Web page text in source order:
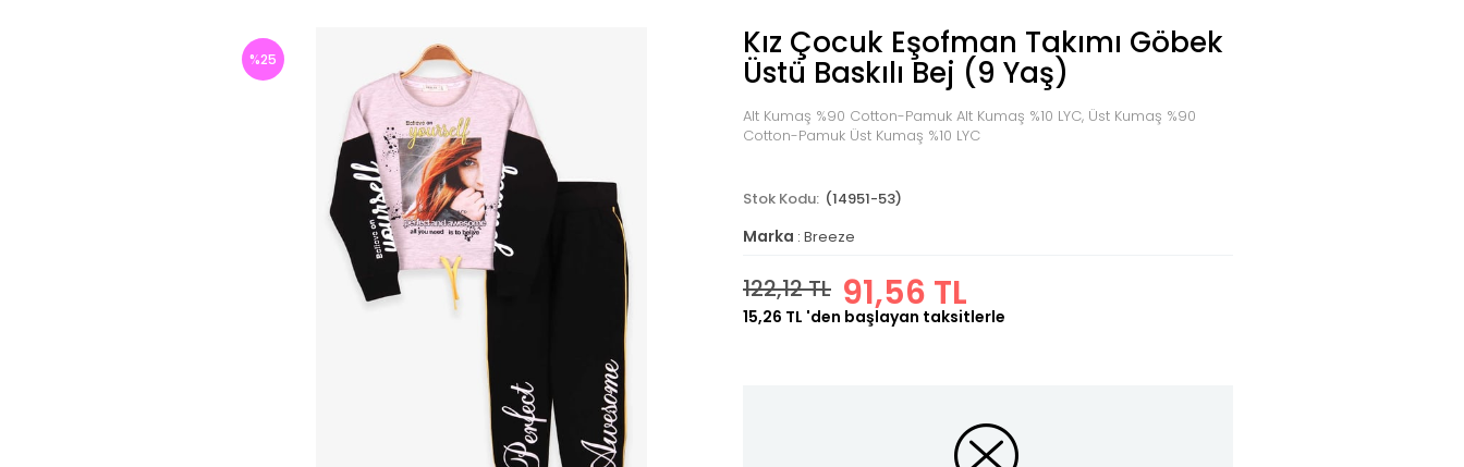
%25 Kız Çocuk Eşofman Takımı Göbek
Üstü Baskılı Bej (9 Yaş)
Alt Kumaş %90 Cotton-Pamuk Alt Kumaş %10 LYC, Üst Kumaş %90
Cotton-Pamuk Üst Kumaş %10 LYC
(14951-53)
Marka : Breeze
122,12 TL 91,56 TL
15,26 TL 'den başlayan taksitlerle